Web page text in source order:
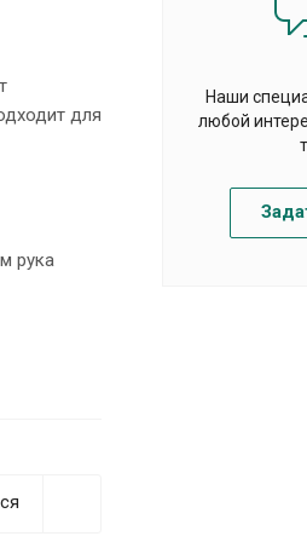
для
рука
Наши
любой